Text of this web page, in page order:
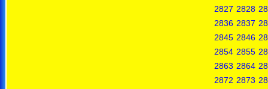
2827 2828
2836 2837
2845 2846
2854 2855
2863 2864
2872 2873